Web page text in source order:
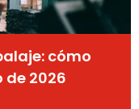
cómo
2026